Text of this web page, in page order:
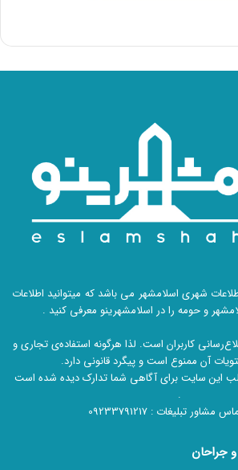
شهری اسلامشهر می باشد که میتوانید اطلاعات
و حومه را در اسلامشهرینو معرفی کنید .
کاربران است. لذا هرگونه استفاده‌ی تجاری و
آن ممنوع است و پیگرد قانونی دارد.
این سایت برای آگاهی شما تدارک دیده شده است
.
مشاور تبلیغات :09233791217
جراحان